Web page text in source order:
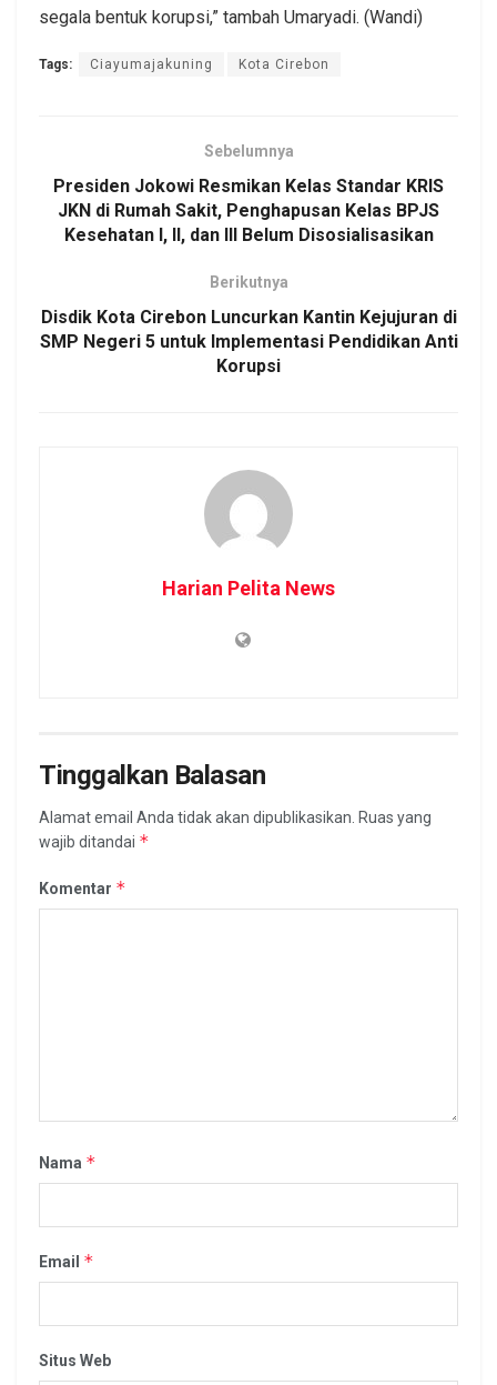
segala bentuk korupsi,” tambah Umaryadi. (Wandi)
Tags: Ciayumajakuning Kota Cirebon
Sebelumnya
Presiden Jokowi Resmikan Kelas Standar KRIS
JKN di Rumah Sakit, Penghapusan Kelas BPJS
Kesehatan I, II, dan III Belum Disosialisasikan
Berikutnya
Disdik Kota Cirebon Luncurkan Kantin Kejujuran di
SMP Negeri 5 untuk Implementasi Pendidikan Anti
Korupsi
Harian Pelita News
Tinggalkan Balasan
Alamat email Anda tidak akan dipublikasikan. Ruas yang
wajib ditandai *
Komentar *
Nama *
Email *
Situs Web